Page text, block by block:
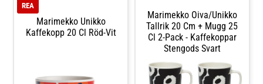
Marimekko Unikko
Kaffekopp 20 Cl Röd-Vit
REA
Marimekko Oiva/unikko
Tallrik 20 Cm + Mugg 25
Cl 2-Pack - Kaffekoppar
Stengods Svart